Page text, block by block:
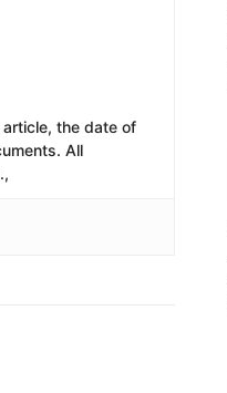
the date of
All